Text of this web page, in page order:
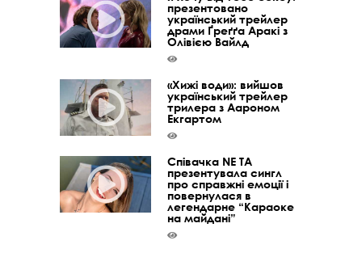
презентовано
український трейлер
драми Ґреґґа Аракі з
Олівією Вайлд
«Хижі води»: вийшов
український трейлер
трилера з Аароном
Екгартом
Співачка NE TA
презентувала сингл
про справжні емоції і
повернулася в
легендарне “Караоке
на майдані”